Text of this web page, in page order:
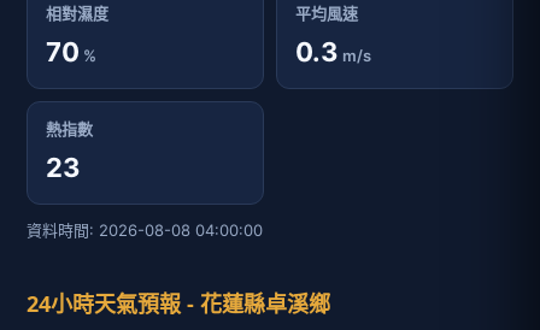
相對濕度
70 %
平均風速
0.3 m/s
熱指數
23
資料時間: 2026-08-08 04:00:00
24小時天氣預報 - 花蓮縣卓溪鄉